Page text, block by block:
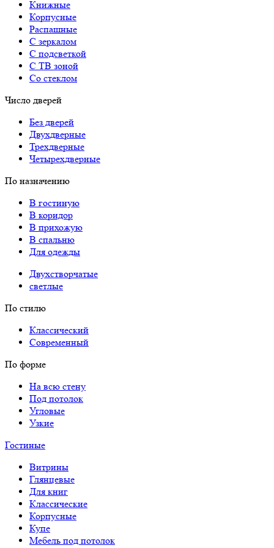
Книжные
Корпусные
Распашные
С зеркалом
С подсветкой
С ТВ зоной
Со стеклом
Число дверей
Без дверей
Двухдверные
Трехдверные
Четырехдверные
По назначению
В гостиную
В коридор
В прихожую
В спальню
Для одежды
Двухстворчатые
светлые
По стилю
Классический
Современный
По форме
На всю стену
Под потолок
Угловые
Узкие
Гостиные
Витрины
Глянцевые
Для книг
Классические
Корпусные
Купе
Мебель под потолок